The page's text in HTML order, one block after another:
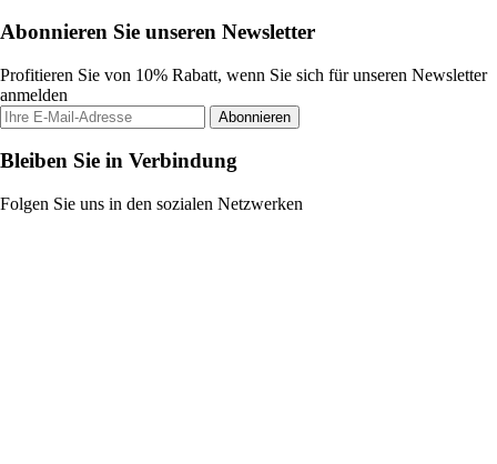
Abonnieren Sie unseren Newsletter
Profitieren Sie von 10% Rabatt, wenn Sie sich für unseren Newsletter
anmelden
Abonnieren
Bleiben Sie in Verbindung
Folgen Sie uns in den sozialen Netzwerken